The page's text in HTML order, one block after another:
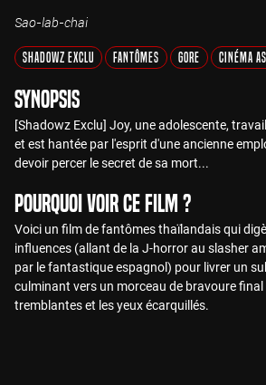
Sao-lab-chai
Shadowz Exclu Fantômes Gore Cinéma
Synopsis
[Shadowz Exclu] Joy, une adolescente,
et est hantée par l'esprit d'une ancienne
devoir percer le secret de sa mort...
Pourquoi voir ce film ?
Voici un film de fantômes thaïlandais qui
influences (allant de la J-horror au slasher
par le fantastique espagnol) pour livrer un
culminant vers un morceau de bravoure final
tremblantes et les yeux écarquillés.